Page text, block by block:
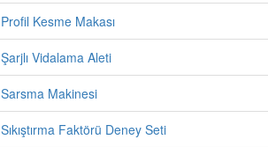
Profil Kesme Makası
Şarjlı Vidalama Aleti
Sarsma Makinesi
Sıkıştırma Faktörü Deney Seti